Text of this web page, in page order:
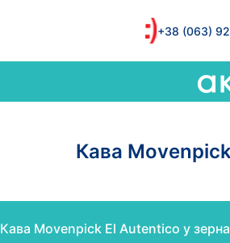
+38 (063)
Кава
Кава Movenpick El Autentico у